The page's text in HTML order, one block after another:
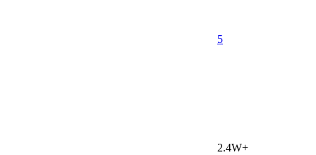
5
2.4W+